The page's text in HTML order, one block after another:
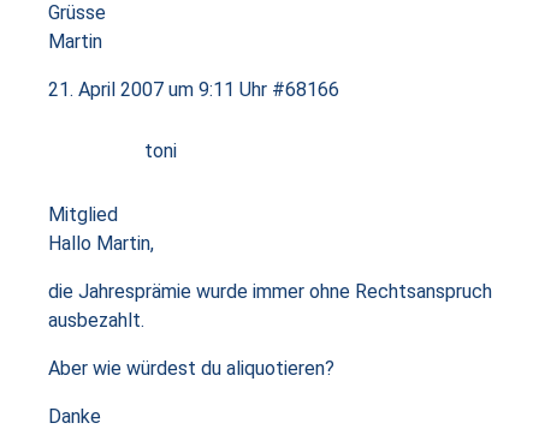
Grüsse
Martin
21. April 2007 um 9:11 Uhr #68166
toni
Mitglied
Hallo Martin,
die Jahresprämie wurde immer ohne Rechtsanspruch
ausbezahlt.
Aber wie würdest du aliquotieren?
Danke